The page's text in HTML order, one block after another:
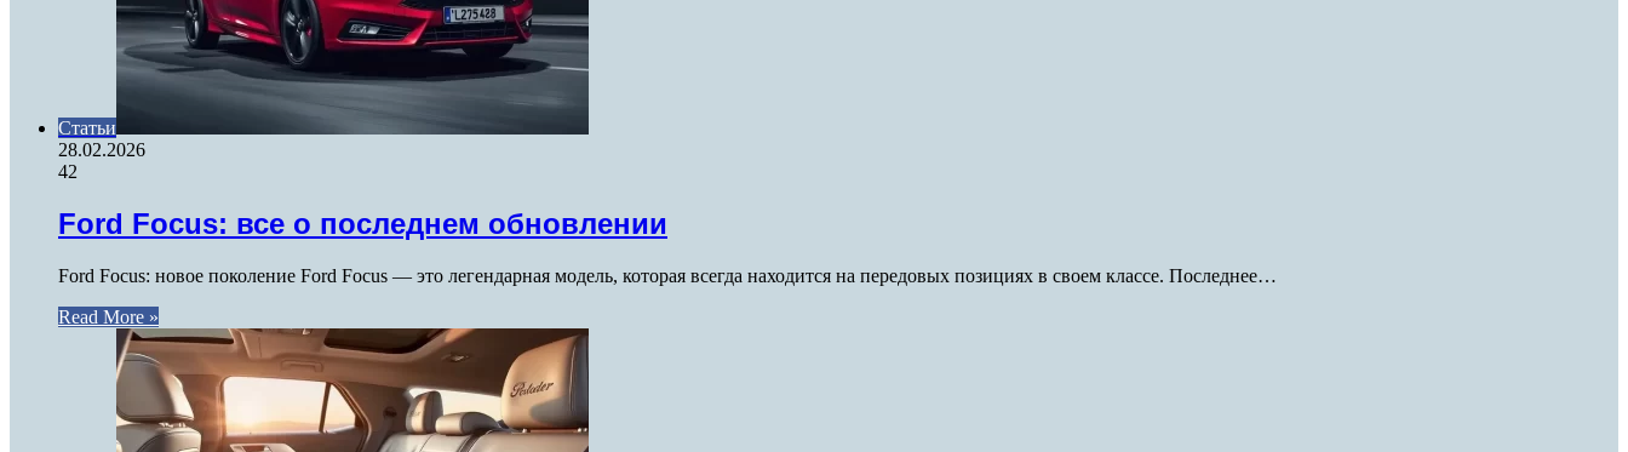
Статьи
28.02.2026
42
Ford Focus: все о последнем обновлении
Ford Focus: новое поколение Ford Focus — это легендарная модель, которая всегда находится на передовых позициях в своем классе. Последнее…
Read More »